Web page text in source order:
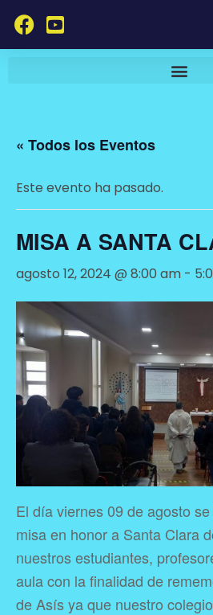
« Todos los Eventos
Este evento ha pasado.
MISA A SANTA
agosto 12, 2024 @ 8:00 am -
El día viernes 09 de agosto
misa en honor a Santa Clara
nuestros estudiantes,
aula con la finalidad de
de Asís ya que nuestro